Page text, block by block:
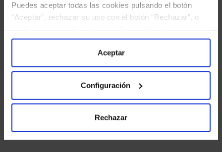
Puedes aceptar todas las cookies pulsando el botón
“Aceptar”, rechazar su uso con el botón “Rechazar”, o
“Configuración”. Consulta nuestraPolítica
para más información.
Aceptar
Configuración
Rechazar
He leídola política de privacidady consiento el